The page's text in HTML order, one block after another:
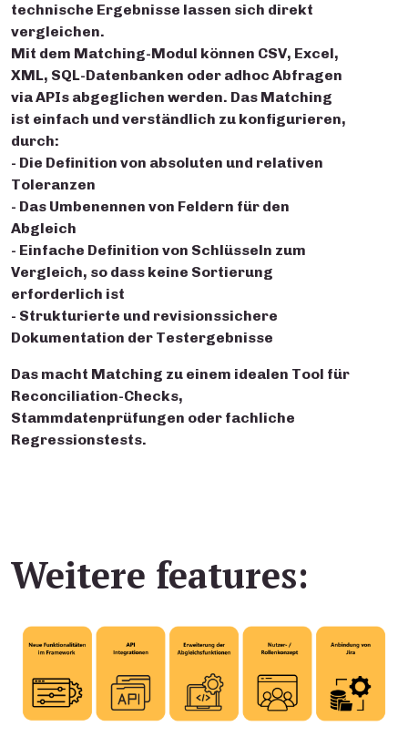
technische Ergebnisse lassen sich direkt
vergleichen.
Mit dem Matching-Modul können CSV, Excel,
XML, SQL-Datenbanken oder adhoc Abfragen
via APIs abgeglichen werden. Das Matching
ist einfach und verständlich zu konfigurieren,
durch:
- Die Definition von absoluten und relativen
Toleranzen
- Das Umbenennen von Feldern für den
Abgleich
- Einfache Definition von Schlüsseln zum
Vergleich, so dass keine Sortierung
erforderlich ist
- Strukturierte und revisionssichere
Dokumentation der Testergebnisse
Das macht Matching zu einem idealen Tool für
Reconciliation-Checks,
Stammdatenprüfungen oder fachliche
Regressionstests.
Weitere features: